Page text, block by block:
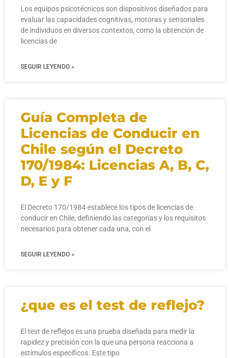
Los equipos psicotécnicos son dispositivos diseñados para
evaluar las capacidades cognitivas, motoras y sensoriales
de individuos en diversos contextos, como la obtención de
licencias de
SEGUIR LEYENDO »
Guía Completa de
Licencias de Conducir en
Chile según el Decreto
170/1984: Licencias A, B, C,
D, E y F
El Decreto 170/1984 establece los tipos de licencias de
conducir en Chile, definiendo las categorías y los requisitos
necesarios para obtener cada una, con el
SEGUIR LEYENDO »
¿que es el test de reflejo?
El test de reflejos es una prueba diseñada para medir la
rapidez y precisión con la que una persona reacciona a
estímulos específicos. Este tipo